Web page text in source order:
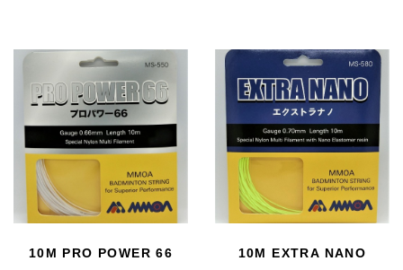
10M PRO POWER 66 10M EXTRA NANO